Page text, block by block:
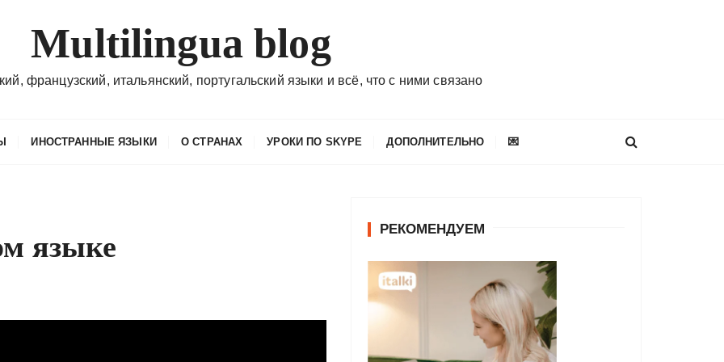
Multilingua blog
французский, итальянский, португальский языки и всё, что с ними связано
ИНОСТРАННЫЕ ЯЗЫКИ О СТРАНАХ УРОКИ ПО SKYPE ДОПОЛНИТЕЛЬНО 💌
языке
РЕКОМЕНДУЕМ